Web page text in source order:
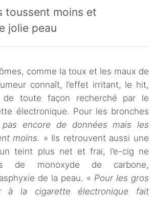
toussent moins et
jolie peau
comme la toux et les maux de
connaît, l’effet irritant, le hit,
toute façon recherché par le
électronique. Pour les bronches
pas encore de données mais les
moins. » Ils retrouvent aussi une
teint plus net et frai, l’e-cig ne
de monoxyde de carbone,
de la peau. « Pour les gros
à la cigarette électronique fait